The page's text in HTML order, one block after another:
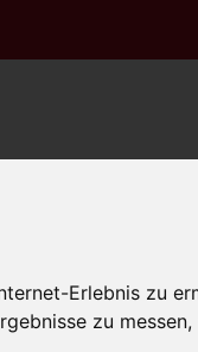
Erlebnis zu
zu
ÜBER UNS AUTO